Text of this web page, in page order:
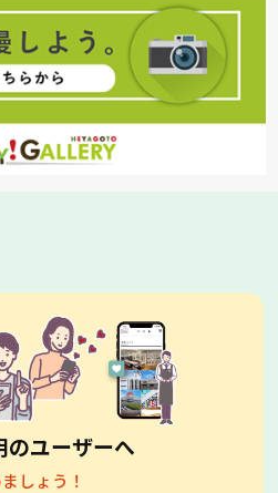
のユーザーへ
しょう！